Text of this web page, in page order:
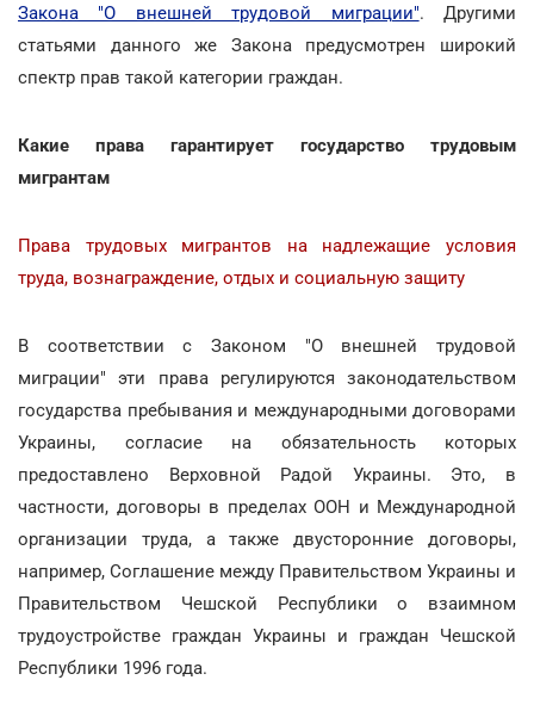
Закона "О внешней трудовой миграции". Другими
статьями данного же Закона предусмотрен широкий
спектр прав такой категории граждан.
Какие права гарантирует государство трудовым
мигрантам
Права трудовых мигрантов на надлежащие условия
труда, вознаграждение, отдых и социальную защиту
В соответствии с Законом "О внешней трудовой
миграции" эти права регулируются законодательством
государства пребывания и международными договорами
Украины, согласие на обязательность которых
предоставлено Верховной Радой Украины. Это, в
частности, договоры в пределах ООН и Международной
организации труда, а также двусторонние договоры,
например, Соглашение между Правительством Украины и
Правительством Чешской Республики о взаимном
трудоустройстве граждан Украины и граждан Чешской
Республики 1996 года.